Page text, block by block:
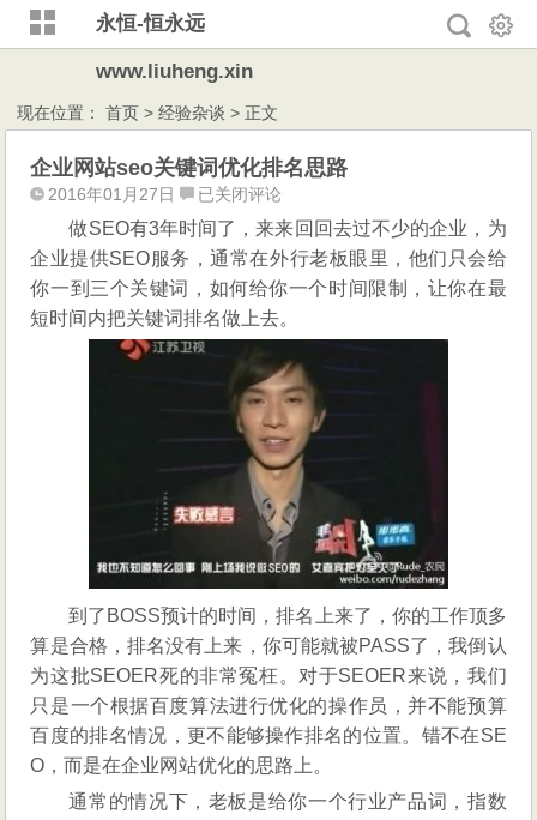
永恒-恒永远
www.liuheng.xin
现在位置：首页 >经验杂谈 > 正文
企业网站seo关键词优化排名思路
2016年01月27日
企
业
网
站
seo
关
键
思
已关闭评论
做SEO有3年时间了，来来回回去过不少的企业，为
企业提供SEO服务，通常在外行老板眼里，他们只会给
你一到三个关键词，如何给你一个时间限制，让你在最
短时间内把关键词排名做上去。
到了BOSS预计的时间，排名上来了，你的工作顶多
算是合格，排名没有上来，你可能就被PASS了，我倒认
为这批SEOER死的非常冤枉。对于SEOER来说，我们
只是一个根据百度算法进行优化的操作员，并不能预算
百度的排名情况，更不能够操作排名的位置。错不在SE
O，而是在企业网站优化的思路上。
通常的情况下，老板是给你一个行业产品词，指数